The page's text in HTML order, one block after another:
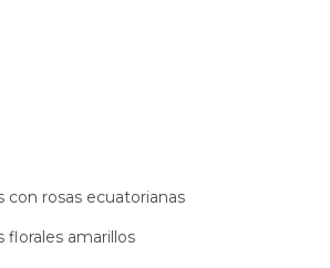
con rosas ecuatorianas
florales amarillos